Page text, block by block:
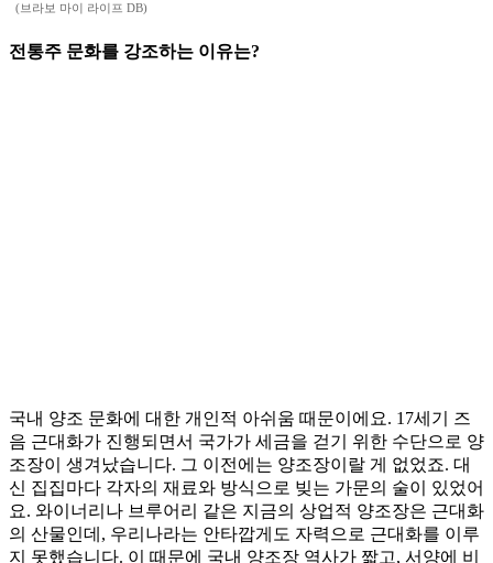
(브라보 마이 라이프 DB)
전통주 문화를 강조하는 이유는?
국내 양조 문화에 대한 개인적 아쉬움 때문이에요. 17세기 즈
음 근대화가 진행되면서 국가가 세금을 걷기 위한 수단으로 양
조장이 생겨났습니다. 그 이전에는 양조장이랄 게 없었죠. 대
신 집집마다 각자의 재료와 방식으로 빚는 가문의 술이 있었어
요. 와이너리나 브루어리 같은 지금의 상업적 양조장은 근대화
의 산물인데, 우리나라는 안타깝게도 자력으로 근대화를 이루
지 못했습니다. 이 때문에 국내 양조장 역사가 짧고, 서양에 비